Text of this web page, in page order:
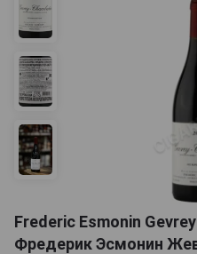
Frederic Esmonin
Фредерик Эсмонин